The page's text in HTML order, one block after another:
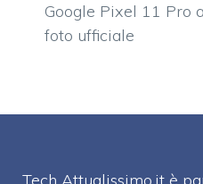
Google Pixel 11 Pro
foto ufficiale